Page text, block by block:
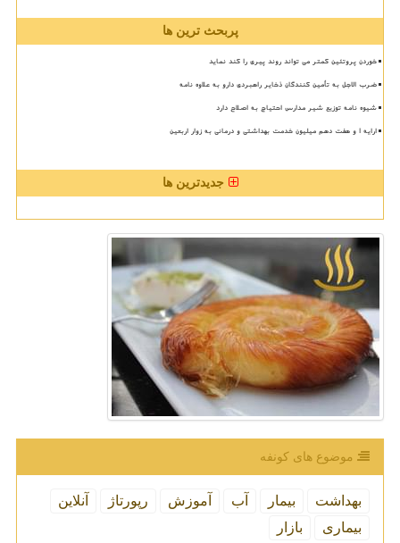
پربحث ترین ها
خوردن پروتئین کمتر می تواند روند پیری را کند نماید
ضرب الاجل به تأمین کنندگان ذخایر راهبردی دارو به علاوه نامه
شیوه نامه توزیع شیر مدارس احتیاج به اصلاح دارد
ارایه ۱ و هفت دهم میلیون خدمت بهداشتی و درمانی به زوار اربعین
جدیدترین ها
موضوع های كونفه
بهداشت بیمار آب آموزش رپورتاژ
آنلاین
بیماری
بازار